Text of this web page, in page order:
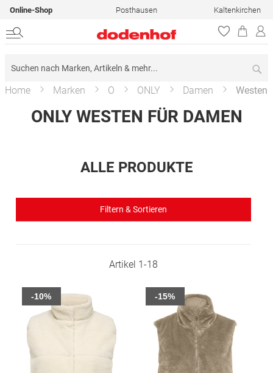
Online-Shop Posthausen Kaltenkirchen
Home Marken O ONLY Damen Westen
ONLY WESTEN FÜR DAMEN
ALLE PRODUKTE
Filtern & Sortieren
Artikel 1-18
-10% -15%